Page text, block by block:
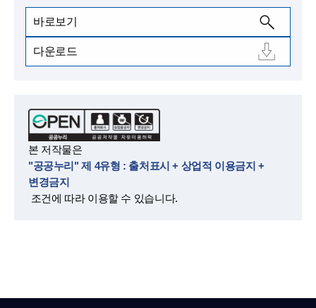
바로보기
다운로드
본 저작물은
"공공누리" 제 4유형 : 출처표시 + 상업적 이용금지 +
변경금지
조건에 따라 이용할 수 있습니다.